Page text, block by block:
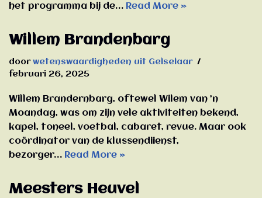
het programma bij de… Read More »
Willem Brandenbarg
door wetenswaardigheden uit Gelselaar
februari 26, 2025
Willem Brandernbarg, oftewel Wilem van ’n
Moandag, was om zijn vele aktiviteiten bekend,
kapel, toneel, voetbal, cabaret, revue. Maar ook
coördinator van de klussendiienst,
bezorger… Read More »
Meesters Heuvel